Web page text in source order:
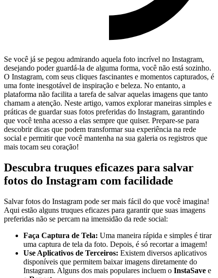
Se você já se pegou admirando⁤ aquela foto incrível no Instagram,
desejando poder guardá-la de alguma forma, você não está sozinho.
O Instagram,‍ com seus cliques ‌fascinantes⁣ e momentos‌ capturados,⁣ é
uma‍ fonte inesgotável ‌de inspiração e beleza.​ No ⁤entanto, a
plataforma não facilita a tarefa de salvar aquelas imagens que tanto ​
chamam ⁢a atenção.​ Neste artigo, ⁣vamos explorar maneiras⁤ simples‍ e
‌práticas de guardar suas fotos preferidas do Instagram, ⁣garantindo
que você ⁣tenha ‍acesso⁢ a elas sempre que quiser. Prepare-se para
descobrir dicas que⁤ podem transformar⁢ sua‍ experiência na⁣ rede
social e permitir que ‌você⁤ mantenha‌ na sua galeria ​os registros‌ que
mais tocam seu coração!
Descubra truques eficazes para salvar
fotos‌ do Instagram⁤ com facilidade
Salvar fotos do Instagram pode⁢ ser mais fácil do ⁢que você imagina!
Aqui estão alguns truques eficazes⁢ para⁣ garantir que ‌suas imagens
preferidas não ‌se percam ‍na ​imensidão da rede social:
Faça⁤ Captura de ⁤Tela: Uma maneira rápida e simples é tirar
uma captura de​ tela da ⁣foto.​ Depois, é só recortar a imagem!
Use ‍Aplicativos de Terceiros: Existem diversos ‍aplicativos
disponíveis que permitem baixar imagens diretamente do
Instagram. Alguns dos mais‍ populares incluem o‍ InstaSave ‌e